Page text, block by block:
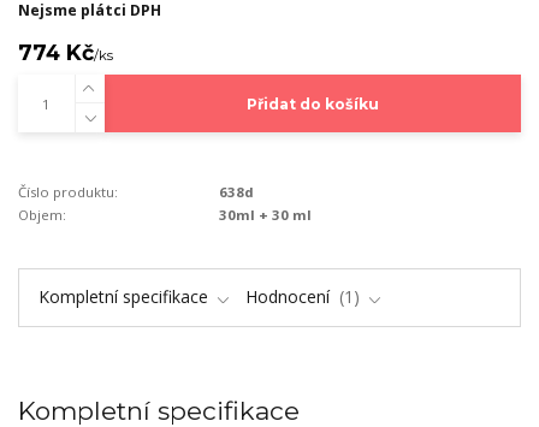
Nejsme plátci DPH
774 Kč/ks
Přidat do košíku
Číslo produktu:
638d
Objem:
30ml + 30 ml
Kompletní specifikace Hodnocení 1
Kompletní specifikace